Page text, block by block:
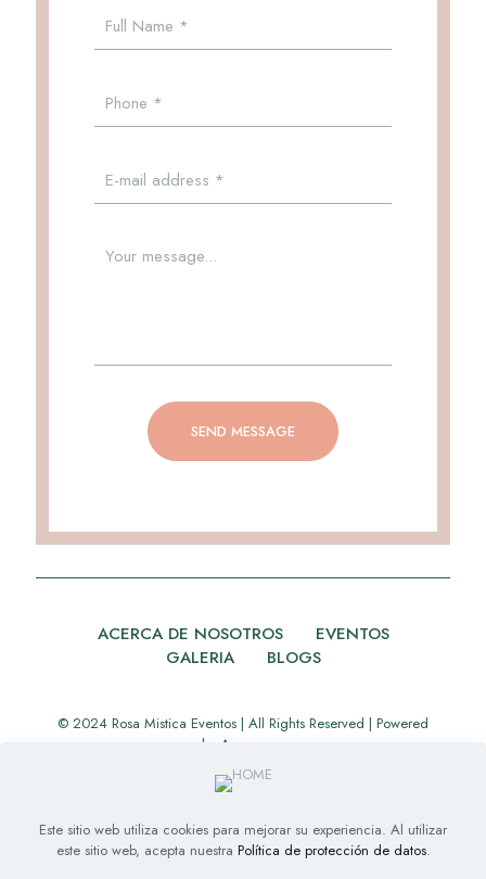
ACERCA DE NOSOTROS
EVENTOS
GALERIA
BLOGS
© 2024 Rosa Mistica Eventos | All Rights Reserved | Powered
by
Appverse
Este sitio web utiliza cookies para mejorar su experiencia. Al utilizar
este sitio web, acepta nuestra Política de protección de datos.